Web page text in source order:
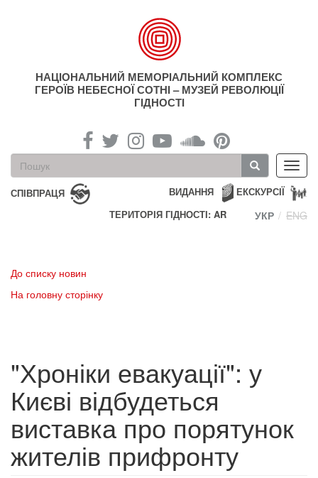
НАЦІОНАЛЬНИЙ МЕМОРІАЛЬНИЙ КОМПЛЕКС
ГЕРОЇВ НЕБЕСНОЇ СОТНІ – МУЗЕЙ РЕВОЛЮЦІЇ
ГІДНОСТІ
Пошукова
форма
Пошук
СПІВПРАЦЯ ЕКСКУРСІЇ
ВИДАННЯ
ТЕРИТОРІЯ ГІДНОСТІ: AR
УКР ENG
До списку новин
На головну сторінку
"Хроніки евакуації": у
Києві відбудеться
виставка про порятунок
жителів прифронту